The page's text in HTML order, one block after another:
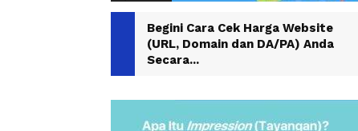
Begini Cara Cek Harga Website
(URL, Domain dan DA/PA) Anda
Secara...